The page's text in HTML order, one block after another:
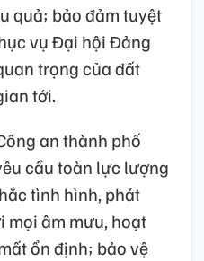
quả; bảo đảm tuyệt
vụ Đại hội Đảng
trọng của đất
tới.
an thành phố
cầu toàn lực lượng
tình hình, phát
mọi âm mưu, hoạt
ổn định; bảo vệ